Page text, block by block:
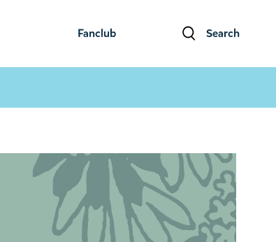
Fanclub Search